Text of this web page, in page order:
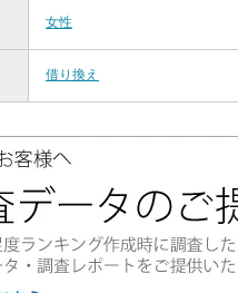
女性
借り換え